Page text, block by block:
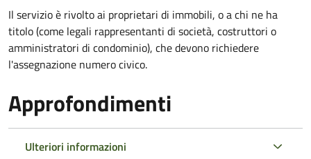
Il servizio è rivolto ai proprietari di immobili, o a chi ne ha
titolo (come legali rappresentanti di società, costruttori o
amministratori di condominio), che devono richiedere
l'assegnazione numero civico.
Approfondimenti
Ulteriori informazioni